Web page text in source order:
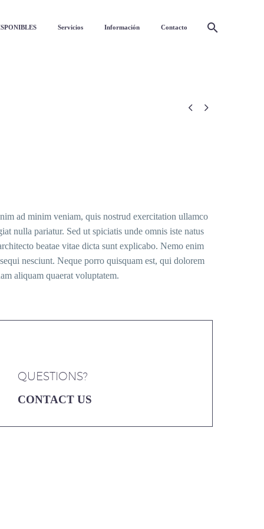
Servicios Información Contacto
 
ad minim veniam, quis nostrud exercitation ullamco
nulla pariatur. Sed ut spiciatis unde omnis iste natus
beatae vitae dicta sunt explicabo. Nemo enim
nesciunt. Neque porro quisquam est, qui dolorem
aliquam quaerat voluptatem.
QUESTIONS?
CONTACT US